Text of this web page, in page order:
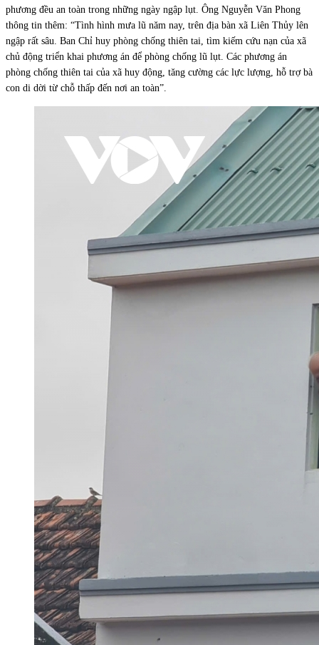
phương đều an toàn trong những ngày ngập lụt. Ông Nguyễn Văn Phong
thông tin thêm: “Tình hình mưa lũ năm nay, trên địa bàn xã Liên Thủy lên
ngập rất sâu. Ban Chỉ huy phòng chống thiên tai, tìm kiếm cứu nạn của xã
chủ động triển khai phương án để phòng chống lũ lụt. Các phương án
phòng chống thiên tai của xã huy động, tăng cường các lực lượng, hỗ trợ bà
con di dời từ chỗ thấp đến nơi an toàn”.